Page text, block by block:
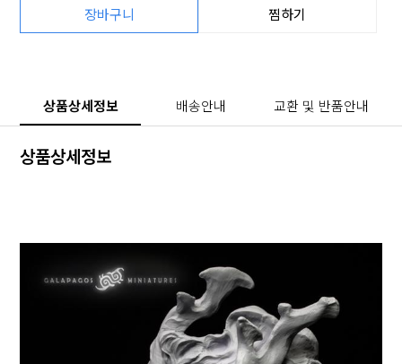
장바구니 찜하기
상품상세정보 배송안내 교환 및 반품안내
상품상세정보